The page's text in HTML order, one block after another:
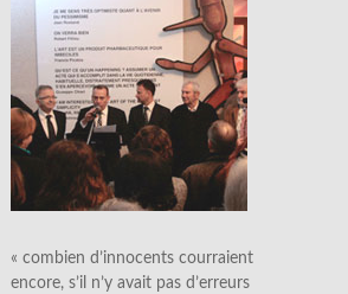
« combien d’innocents courraient
encore, s’il n’y avait pas d’erreurs